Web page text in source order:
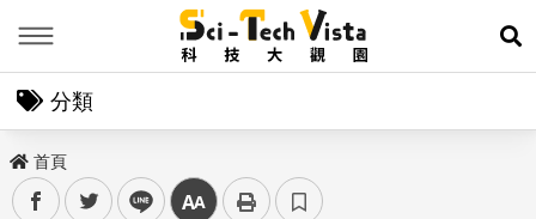
展
分類
首頁
facebooktwitter line 中